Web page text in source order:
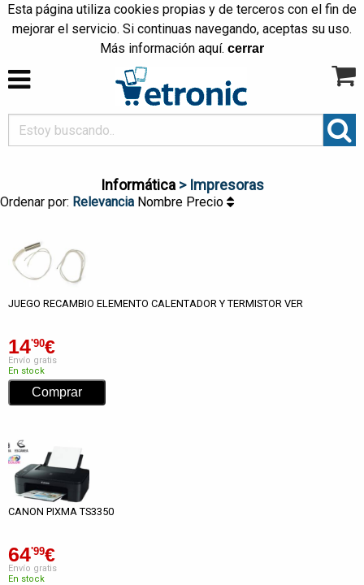
Esta página utiliza cookies propias y de terceros con el fin de
mejorar el servicio. Si continuas navegando, aceptas su uso.
Más información aquí. cerrar
Informática> Impresoras
Ordenar por: Relevancia Nombre Precio
JUEGO RECAMBIO ELEMENTO CALENTADOR Y TERMISTOR VER
14'90€
Envío gratis
En stock
CANON PIXMA TS3350
64'99€
Envío gratis
En stock